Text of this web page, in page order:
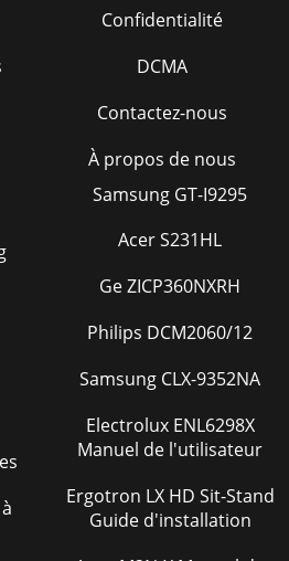
Confidentialité
DCMA
Contactez-nous
À propos de nous
Samsung GT-I9295
Acer S231HL
Ge ZICP360NXRH
Philips DCM2060/12
Samsung CLX-9352NA
Electrolux ENL6298X
Manuel de l'utilisateur
Ergotron LX HD Sit-Stand
Guide d'installation